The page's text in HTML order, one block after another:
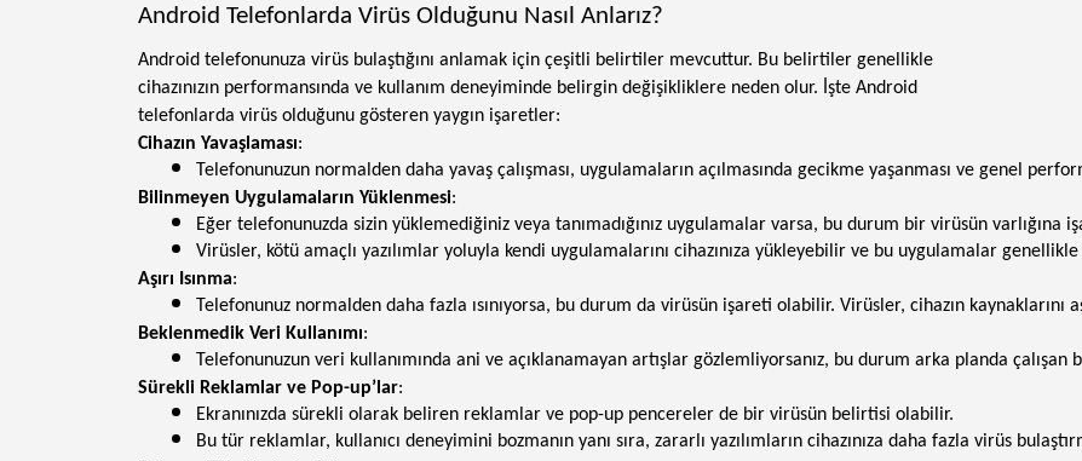
Android Telefonlarda Virüs Olduğunu Nasıl Anlarız?
Android telefonunuza virüs bulaştığını anlamak için çeşitli belirtiler mevcuttur. Bu belirtiler genellikle
cihazınızın performansında ve kullanım deneyiminde belirgin değişikliklere neden olur. İşte Android
telefonlarda virüs olduğunu gösteren yaygın işaretler:
Cihazın Yavaşlaması:
Telefonunuzun normalden daha yavaş çalışması, uygulamaların açılmasında gecikme yaşanması ve genel
Bilinmeyen Uygulamaların Yüklenmesi:
Eğer telefonunuzda sizin yüklemediğiniz veya tanımadığınız uygulamalar varsa, bu durum bir virüsün varlığına
Virüsler, kötü amaçlı yazılımlar yoluyla kendi uygulamalarını cihazınıza yükleyebilir ve bu uygulamalar
Aşırı Isınma:
Telefonunuz normalden daha fazla ısınıyorsa, bu durum da virüsün işareti olabilir. Virüsler, cihazın
Beklenmedik Veri Kullanımı:
Telefonunuzun veri kullanımında ani ve açıklanamayan artışlar gözlemliyorsanız, bu durum arka planda çalışan
Sürekli Reklamlar ve Pop-up’lar:
Ekranınızda sürekli olarak beliren reklamlar ve pop-up pencereler de bir virüsün belirtisi olabilir.
Bu tür reklamlar, kullanıcı deneyimini bozmanın yanı sıra, zararlı yazılımların cihazınıza daha fazla virüs